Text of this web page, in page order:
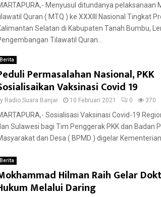
Menyusul ditundanya pelaksanaan
Quran ( MTQ ) ke XXXIII Nasional Tingkat
Selatan di Kabupaten Tanah Bumbu,
Tilawatil Quran...
Berita
Permasalahan Nasional, PKK
Vaksinasi Covid 19
Radio Suara Banjar 10 Februari 2021 0 370
Sosialisasi Vaksinasi Covid-19
Sulawesi bagi Tim Penggerak PKK dan Badan
dan Desa ( BPMD ) digelar Kementerian
Berita
Hilman Raih Gelar
Melalui Daring